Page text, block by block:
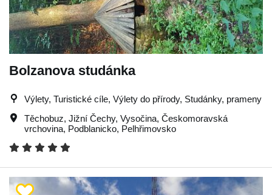
Bolzanova studánka
Výlety, Turistické cíle, Výlety do přírody, Studánky, prameny
Těchobuz, Jižní Čechy, Vysočina, Českomoravská
vrchovina, Podblanicko, Pelhřimovsko